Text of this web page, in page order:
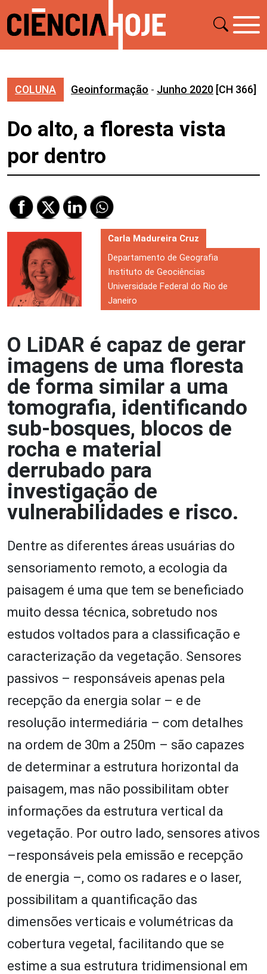
COLUNA Geoinformação - Junho 2020 [CH 366]
Do alto, a floresta vista
por dentro
Carla Madureira Cruz
Departamento de Geografia
Instituto de Geociências
Universidade Federal do Rio de
Janeiro
O LiDAR é capaz de gerar
imagens de uma floresta
de forma similar a uma
tomografia, identificando
sub-bosques, blocos de
rocha e material
derrubado para
investigação de
vulnerabilidades e risco.
Dentre as diferentes áreas usuárias do
sensoriamento remoto, a ecologia da
paisagem é uma que tem se beneficiado
muito dessa técnica, sobretudo nos
estudos voltados para a classificação e
caracterização da vegetação. Sensores
passivos – responsáveis apenas pela
recepção da energia solar – e de
resolução intermediária – com detalhes
na ordem de 30m a 250m – são capazes
de determinar a estrutura horizontal da
paisagem, mas não possibilitam obter
informações da estrutura vertical da
vegetação. Por outro lado, sensores ativos
–responsáveis pela emissão e recepção
de energia –, como os radares e o laser,
possibilitam a quantificação das
dimensões verticais e volumétricas da
cobertura vegetal, facilitando que se
estime a sua estrutura tridimensional em